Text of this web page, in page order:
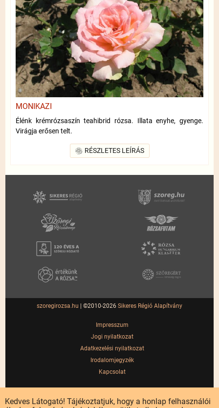
MONIKAZI
Élénk krémrózsaszín teahibrid rózsa. Illata enyhe, gyenge.
Virágja erősen telt.
RÉSZLETES LEÍRÁS
szoregirozsa.hu | ©2010-2026 Sikeres Régió Alapítvány
Impresszum
Jogi nyilatkozat
Adatkezelési nyilatkozat
Irodalomjegyzék
Kapcsolat
Kedves Látogató! Tájékoztatjuk, hogy a honlap felhasználói